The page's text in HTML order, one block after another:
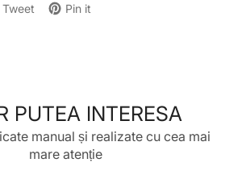
Tweet Pin it
Postați
Se
PUTEA INTERESA
manual și realizate cu cea mai
mare atenție